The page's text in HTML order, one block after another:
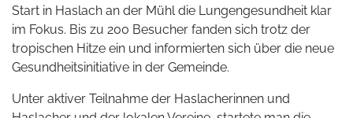
Start in Haslach an der Mühl die Lungengesundheit klar
im Fokus. Bis zu 200 Besucher fanden sich trotz der
tropischen Hitze ein und informierten sich über die neue
Gesundheitsinitiative in der Gemeinde.
Unter aktiver Teilnahme der Haslacherinnen und